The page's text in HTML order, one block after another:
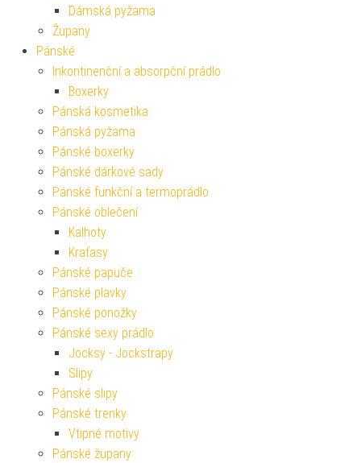
Dámská pyžama
Župany
Pánské
Inkontinenční a absorpční prádlo
Boxerky
Pánská kosmetika
Pánská pyžama
Pánské boxerky
Pánské dárkové sady
Pánské funkční a termoprádlo
Pánské oblečení
Kalhoty
Kraťasy
Pánské papuče
Pánské plavky
Pánské ponožky
Pánské sexy prádlo
Jocksy - Jockstrapy
Slipy
Pánské slipy
Pánské trenky
Vtipné motivy
Pánské župany